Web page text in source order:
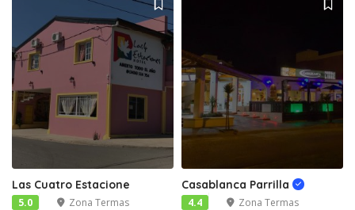
Las Cuatro Estacione
5.0 Zona Termas
Casablanca Parrilla
4.4 Zona Termas